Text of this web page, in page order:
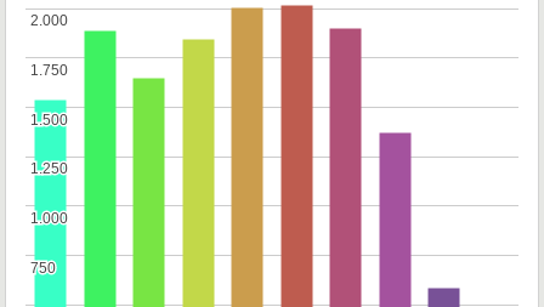
750
750
1.000
1.000
1.250
1.250
1.500
1.500
1.750
1.750
2.000
2.000